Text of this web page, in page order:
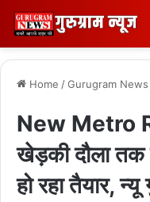
Home /Gurugram News
New Metro
खेड़की दौला तक
हो रहा तैयार,